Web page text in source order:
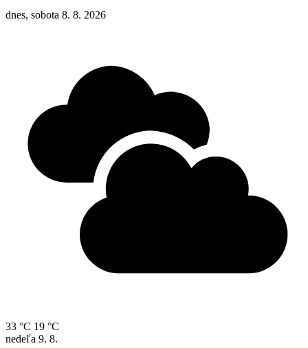
dnes, sobota 8. 8. 2026
33 °C 19 °C
nedeľa 9. 8.